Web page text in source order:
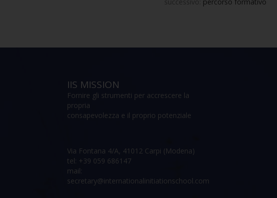
IIS MISSION
Fornire gli strumenti per accrescere la
propria
consapevolezza e il proprio potenziale
Via Fontana 4/A, 41012 Carpi (Modena)
tel: +39 059 686147
mail:
secretary@internationalinitiationschool.com